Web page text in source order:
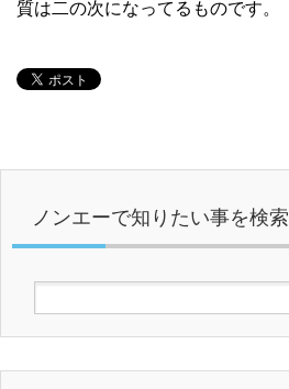
質は二の次になってるものです。
ノンエーで知りたい事を検索